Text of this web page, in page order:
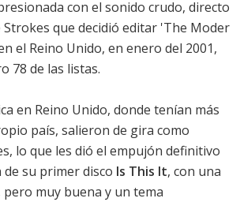
con el sonido crudo, directo
que decidió editar 'The Moder
el Reino Unido, en enero del 2001,
78 de las listas.
en Reino Unido, donde tenían más
país, salieron de gira como
lo que les dió el empujón definitivo
su primer disco Is This It, con una
muy buena y un tema